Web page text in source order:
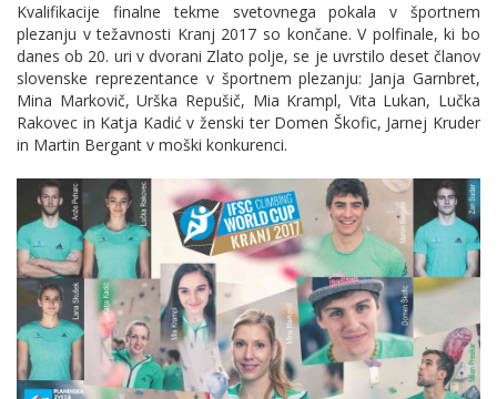
Kvalifikacije finalne tekme svetovnega pokala v športnem
plezanju v težavnosti Kranj 2017 so končane. V polfinale, ki bo
danes ob 20. uri v dvorani Zlato polje, se je uvrstilo deset članov
slovenske reprezentance v športnem plezanju: Janja Garnbret,
Mina Markovič, Urška Repušič, Mia Krampl, Vita Lukan, Lučka
Rakovec in Katja Kadić v ženski ter Domen Škofic, Jarnej Kruder
in Martin Bergant v moški konkurenci.